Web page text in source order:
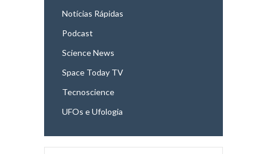
Notícias Rápidas
Podcast
Science News
Space Today TV
Tecnoscience
UFOs e Ufologia